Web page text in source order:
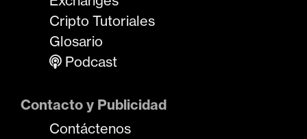
Cripto Tutoriales
Glosario
Podcast
Contacto y Publicidad
Contáctenos